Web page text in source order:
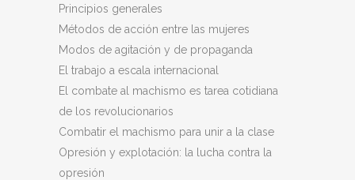
Principios generales
Métodos de acción entre las mujeres
Modos de agitación y de propaganda
El trabajo a escala internacional
El combate al machismo es tarea cotidiana
de los revolucionarios
Combatir el machismo para unir a la clase
Opresión y explotación: la lucha contra la
opresión